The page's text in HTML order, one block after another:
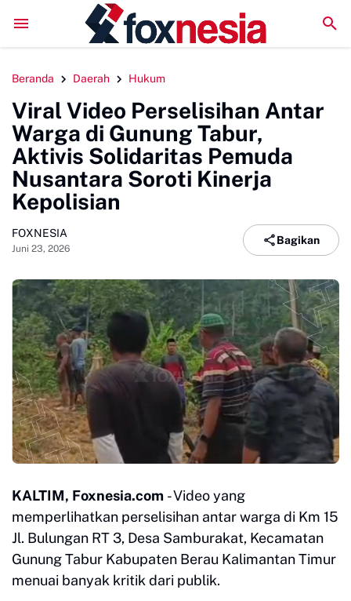
Wabup Sinjai, 16 Tim Ramaikan Turnamen Mini Soccer Bahari
Beranda Daerah Hukum
Viral Video Perselisihan Antar
Warga di Gunung Tabur,
Aktivis Solidaritas Pemuda
Nusantara Soroti Kinerja
Kepolisian
FOXNESIA
Juni 23, 2026
Bagikan
KALTIM, Foxnesia.com - Video yang
memperlihatkan perselisihan antar warga di Km 15
Jl. Bulungan RT 3, Desa Samburakat, Kecamatan
Gunung Tabur Kabupaten Berau Kalimantan Timur
menuai banyak kritik dari publik.